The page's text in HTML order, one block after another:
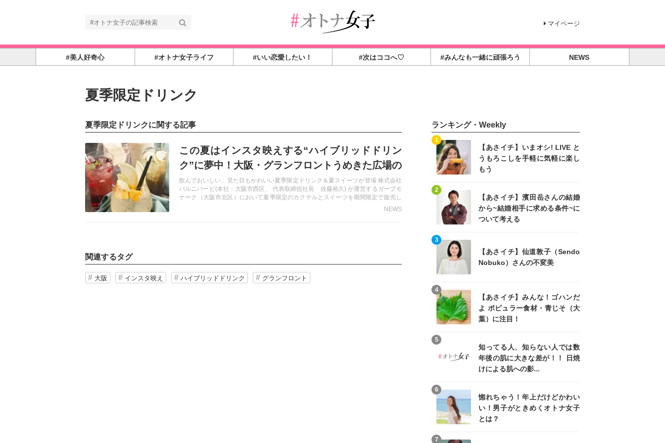
マイページ
#美人好奇心 #オトナ女子ライフ #いい恋愛したい！ #次はココへ♡ #みんなも一緒に頑張ろう NEWS
夏季限定ドリンク
夏季限定ドリンクに関する記事
この夏はインスタ映えする“ハイブリッドドリン
ク”に夢中！大阪・グランフロントうめきた広場の
レストラン「GARB MONAQUE」で期間限定販売
飲んでおいしい、見た目もかわいい夏季限定ドリンク＆夏スイーツが登場 株式会社
バルニバービ(本社：大阪市西区、 代表取締役社長 佐藤裕久) が運営するガーブモ
ナーク（大阪市北区）において夏季限定のカクテルとスイーツを期間限定で販売し
NEWS
関連するタグ
大阪 インスタ映え ハイブリッドドリンク グランフロント
ランキング・Weekly
【あさイチ】いまオシ! LIVE と
うもろこしを手軽に気軽に楽し
もう
1
【あさイチ】濱田岳さんの結婚
から~結婚相手に求める条件~に
ついて考える
2
【あさイチ】仙道敦子（Sendo
Nobuko）さんの不変美
3
【あさイチ】みんな！ゴハンだ
よ ポピュラー食材・青じそ（大
葉）に注目！
4
知ってる人、知らない人では数
年後の肌に大きな差が！！ 日焼
けによる肌への影...
5
惚れちゃう！年上だけどかわい
い！男子がときめくオトナ女子
とは？
6
7